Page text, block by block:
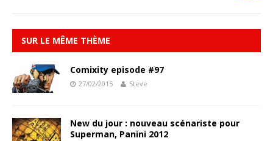
SUR LE MÊME THÈME
Comixity episode #97
27/02/2015 Steve
New du jour : nouveau scénariste pour
Superman, Panini 2012